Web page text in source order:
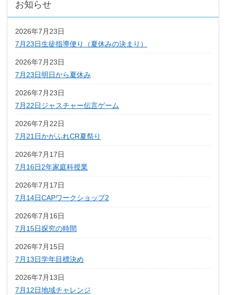
お知らせ
2026年7月23日
7月23日生徒指導便り（夏休みの決まり）
2026年7月23日
7月23日明日から夏休み
2026年7月23日
7月22日ジャスチャー伝言ゲーム
2026年7月22日
7月21日かがふれCR夏祭り
2026年7月17日
7月16日2年家庭科授業
2026年7月17日
7月14日CAPワークショップ2
2026年7月16日
7月15日探究の時間
2026年7月15日
7月13日学年目標決め
2026年7月13日
7月12日地域チャレンジ